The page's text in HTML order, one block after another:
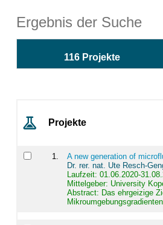
Ergebnis der Suche
116 Projekte
Projekte
1
A new generation of
Dr. rer. nat. Ute Resch-
Laufzeit: 01.06.2020-
Mittelgeber: University
Abstract: Das ehrgeizige
Mikroumgebungsgradienten